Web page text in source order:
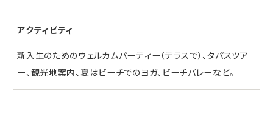
アクティビティ
新入生のためのウェルカムパーティー（テラスで）、タパスツア
ー、観光地案内、夏はビーチでのヨガ、ビーチバレーなど。